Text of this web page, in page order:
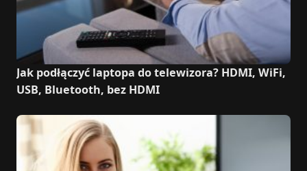
Jak podłączyć laptopa do telewizora? HDMI, WiFi,
USB, Bluetooth, bez HDMI